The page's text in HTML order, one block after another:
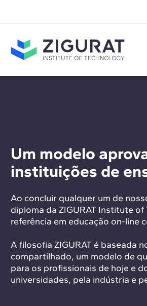
Um modelo
instituições de
Ao concluir qualquer um de
diploma da ZIGURAT Institute
referência em educação on-line
A filosofia ZIGURAT é baseada
compartilhado, um modelo de
para os profissionais de hoje e
universidades, pela indústria e